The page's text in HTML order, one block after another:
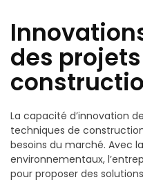
des
La capacité d’innovation
techniques de
besoins du marché. Avec
environnementaux,
pour proposer des